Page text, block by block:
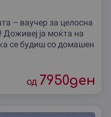
– ваучер за целосна
ја моќта на
се будиш со домашен
од 7950ден